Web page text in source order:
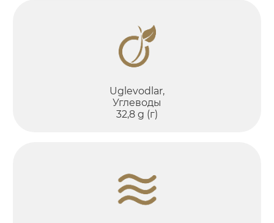
Uglevodlar,
Углеводы
32,8 g (г)